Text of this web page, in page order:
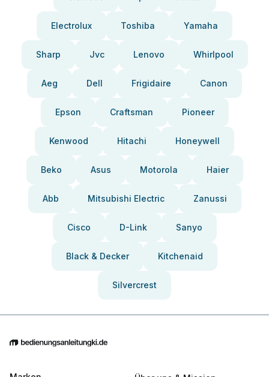
Electrolux Toshiba Yamaha
Sharp Jvc Lenovo Whirlpool
Aeg Dell Frigidaire Canon
Epson Craftsman Pioneer
Kenwood Hitachi Honeywell
Beko Asus Motorola Haier
Abb Mitsubishi Electric Zanussi
Cisco D-Link Sanyo
Black & Decker Kitchenaid
Silvercrest